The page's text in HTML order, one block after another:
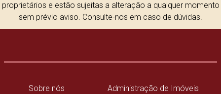
proprietários e estão sujeitas a alteração a qualquer momento
sem prévio aviso. Consulte-nos em caso de dúvidas.
Sobre nós Administração de Imóveis